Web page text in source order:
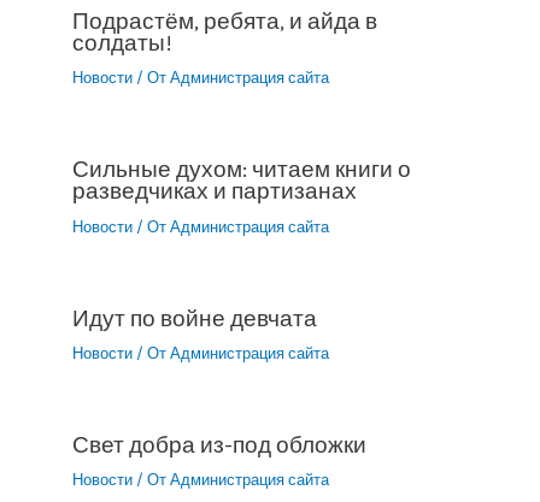
Подрастём, ребята, и айда в
солдаты!
Новости / От Администрация сайта
Сильные духом: читаем книги о
разведчиках и партизанах
Новости / От Администрация сайта
Идут по войне девчата
Новости / От Администрация сайта
Свет добра из-под обложки
Новости / От Администрация сайта